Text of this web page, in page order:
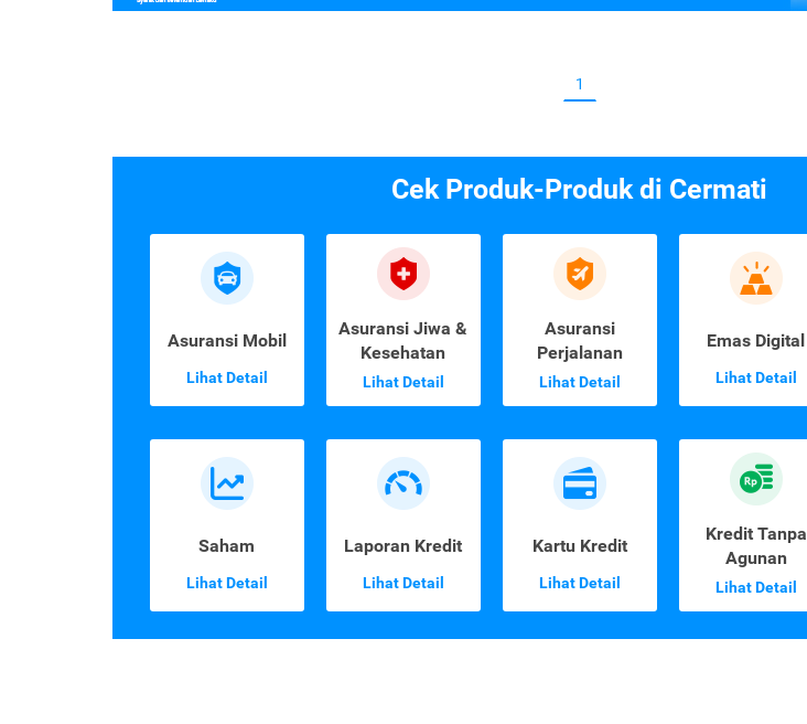
1
Cek Produk-Produk di Cermati
Asuransi Mobil
Lihat Detail
Asuransi Jiwa &
Kesehatan
Lihat Detail
Asuransi
Perjalanan
Lihat Detail
Emas Digital
Lihat Detail
Saham
Lihat Detail
Laporan Kredit
Lihat Detail
Kartu Kredit
Lihat Detail
Kredit Tanpa
Agunan
Lihat Detail